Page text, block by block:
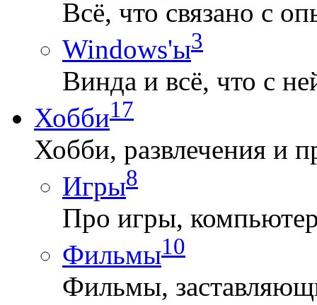
Всё, что связано с
Windows'ы3
Винда и всё, что с
Хобби17
Хобби, развлечения и
Игры8
Про игры,
Фильмы10
Фильмы,